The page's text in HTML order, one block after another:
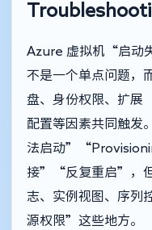
Azure 虚拟机“启动
不是一个单点问题，
盘、身份权限、扩展
配置等因素共同触发
法启动
接”“反复重启”，
志、实例视图、序列
源权限”这些地方。